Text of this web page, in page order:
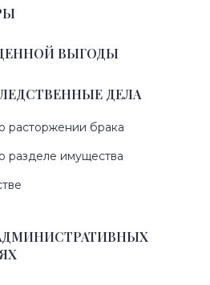
ВЫГОДЫ
ДЕЛА
расторжении брака
разделе имущества